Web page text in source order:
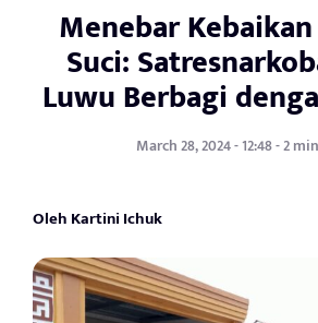
Menebar
Suci:
Luwu Berbagi
March 28, 2024 - 12:48 - 2
Oleh Kartini Ichuk